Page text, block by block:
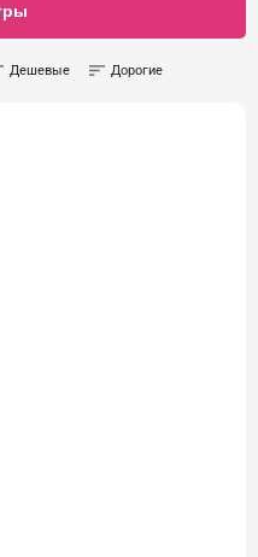
Дешевые Дорогие